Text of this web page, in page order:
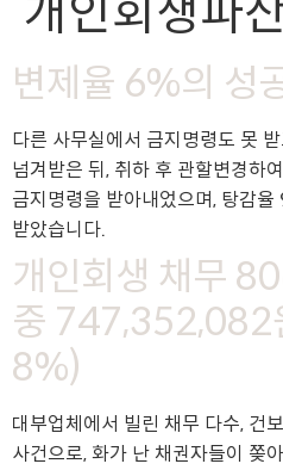
개인회생파
변제율 6%의 성
다른 사무실에서 금지명령도 못
넘겨받은 뒤, 취하 후 관할변경하
금지명령을 받아내었으며, 탕감
받았습니다.
개인회생 채무
중 747,352,082
8%)
대부업체에서 빌린 채무 다수, 건
사건으로, 화가 난 채권자들이 쫒